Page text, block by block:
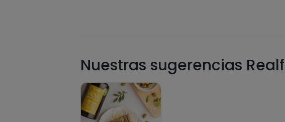
Nuestras sugerencias